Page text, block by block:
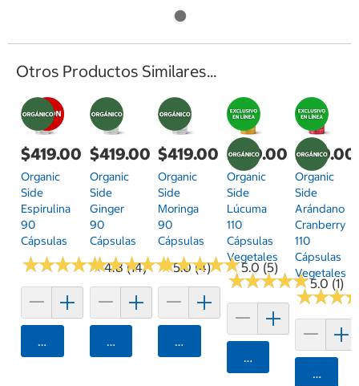
Otros Productos Similares...
$419.00
Organic
Side
Espirulina
90
Cápsulas
★★★★★
★★★★★4.8 (14)
Agregar
$419.00
Organic
Side
Ginger
90
Cápsulas
★★★★★
★★★★★5.0 (4)
Agregar
$419.00
Organic
Side
Moringa
90
Cápsulas
★★★★★
★★★★★5.0 (5)
Agregar
$419.00
Organic
Side
Lúcuma
110
Cápsulas
Vegetales
★★★★★
★★★★★5.0 (1)
Agregar
$419.00
Organic
Side
Arándano
Cranberry
110
Cápsulas
Vegetales
★★★
★★★